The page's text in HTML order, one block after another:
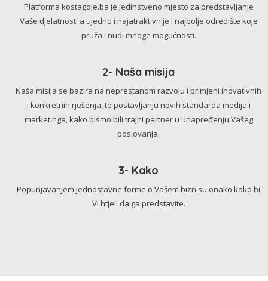
Platforma kostagdje.ba je jedinstveno mjesto za predstavljanje
Vaše djelatnosti a ujedno i najatraktivnije i najbolje odredište koje
pruža i nudi mnoge mogućnosti.
2- Naša misija
Naša misija se bazira na neprestanom razvoju i primjeni inovativnih
i konkretnih rješenja, te postavljanju novih standarda medija i
marketinga, kako bismo bili trajni partner u unapređenju Vašeg
poslovanja.
3- Kako
Popunjavanjem jednostavne forme o Vašem biznisu onako kako bi
Vi htjeli da ga predstavite.